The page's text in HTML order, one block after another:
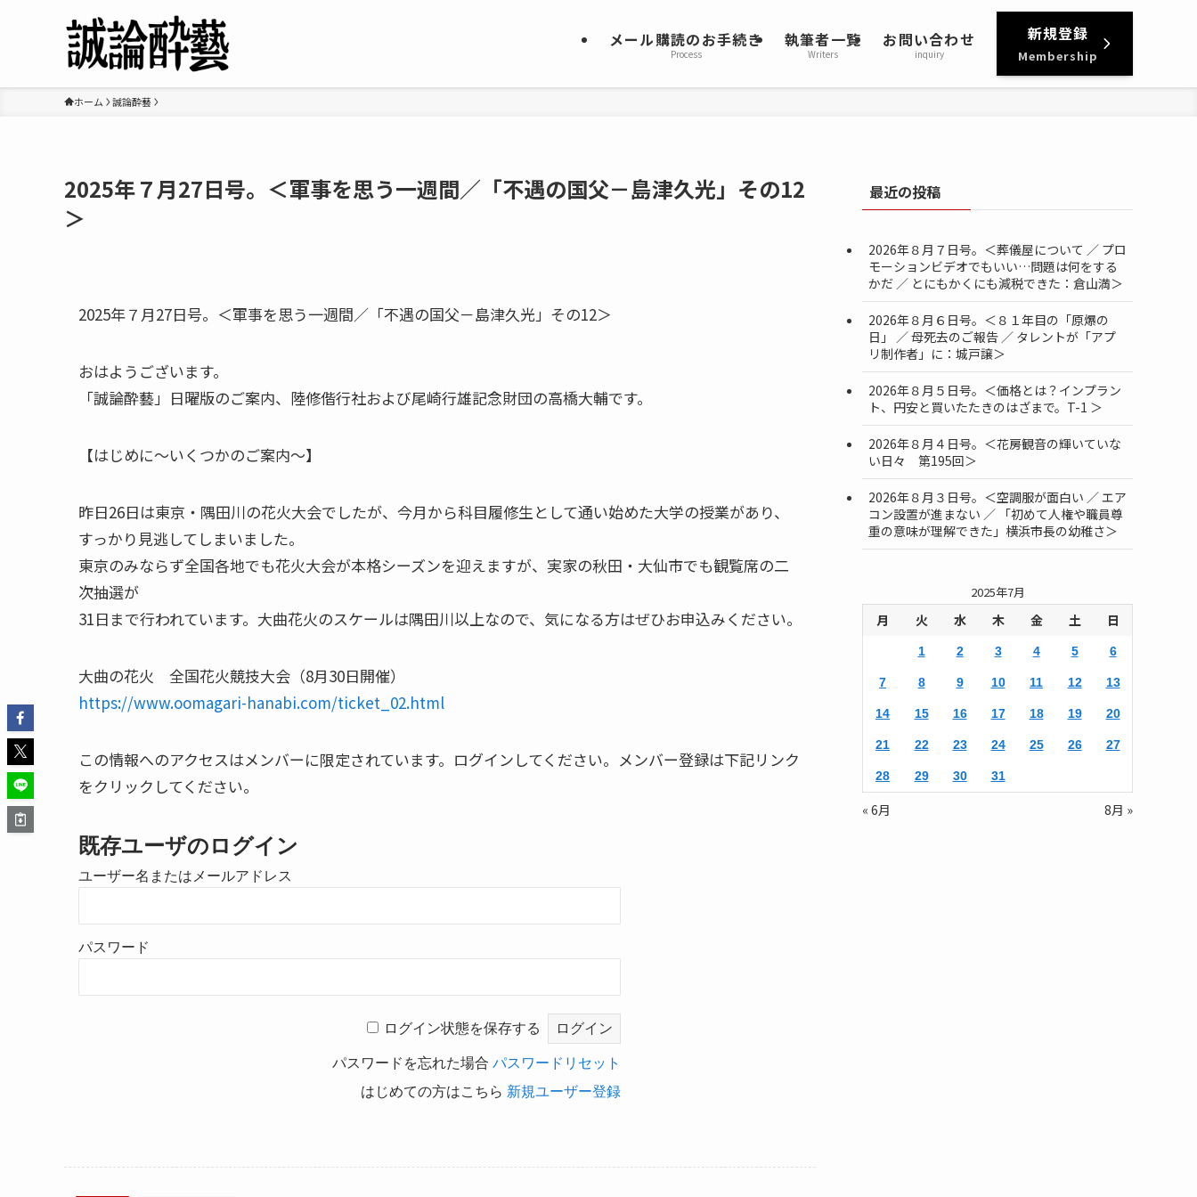
メール購読のお手続き
Process
執筆者一覧
Writers
お問い合わせ
inquiry
新規登録
Membership
ホーム 誠論酔藝
2025年７月27日号。＜軍事を思う一週間／「不遇の国父－島津久光」その12
＞
2025年７月27日号。＜軍事を思う一週間／「不遇の国父－島津久光」その12＞
おはようございます。
「誠論酔藝」日曜版のご案内、陸修偕行社および尾崎行雄記念財団の高橋大輔です。
【はじめに～いくつかのご案内～】
昨日26日は東京・隅田川の花火大会でしたが、今月から科目履修生として通い始めた大学の授業があり、
すっかり見逃してしまいました。
東京のみならず全国各地でも花火大会が本格シーズンを迎えますが、実家の秋田・大仙市でも観覧席の二
次抽選が
31日まで行われています。大曲花火のスケールは隅田川以上なので、気になる方はぜひお申込みください。
大曲の花火 全国花火競技大会（8月30日開催）
https://www.oomagari-hanabi.com/ticket_02.html
この情報へのアクセスはメンバーに限定されています。ログインしてください。メンバー登録は下記リンク
をクリックしてください。
既存ユーザのログイン
ユーザー名またはメールアドレス
パスワード
ログイン状態を保存する
パスワードを忘れた場合 パスワードリセット
はじめての方はこちら 新規ユーザー登録
最近の投稿
2026年８月７日号。＜葬儀屋について ／ プロ
モーションビデオでもいい…問題は何をする
かだ ／ とにもかくにも減税できた：倉山満＞
2026年８月６日号。＜８１年目の「原爆の
日」 ／ 母死去のご報告 ／ タレントが「アプ
リ制作者」に：城戸譲＞
2026年８月５日号。＜価格とは？インプラン
ト、円安と買いたたきのはざまで。T-1 ＞
2026年８月４日号。＜花房観音の輝いていな
い日々 第195回＞
2026年８月３日号。＜空調服が面白い ／ エア
コン設置が進まない ／ 「初めて人権や職員尊
重の意味が理解できた」横浜市長の幼稚さ＞
2025年7月
月 火 水 木 金 土 日
1 2 3 4 5 6
7 8 9 10 11 12 13
14 15 16 17 18 19 20
21 22 23 24 25 26 27
28 29 30 31
« 6月 8月 »